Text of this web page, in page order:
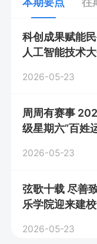
科创成果赋能
人工智能技术
2026-05-23
周周有赛事
级星期六”百姓
2026-05-23
弦歌十载 尽善
乐学院迎来建
2026-05-23